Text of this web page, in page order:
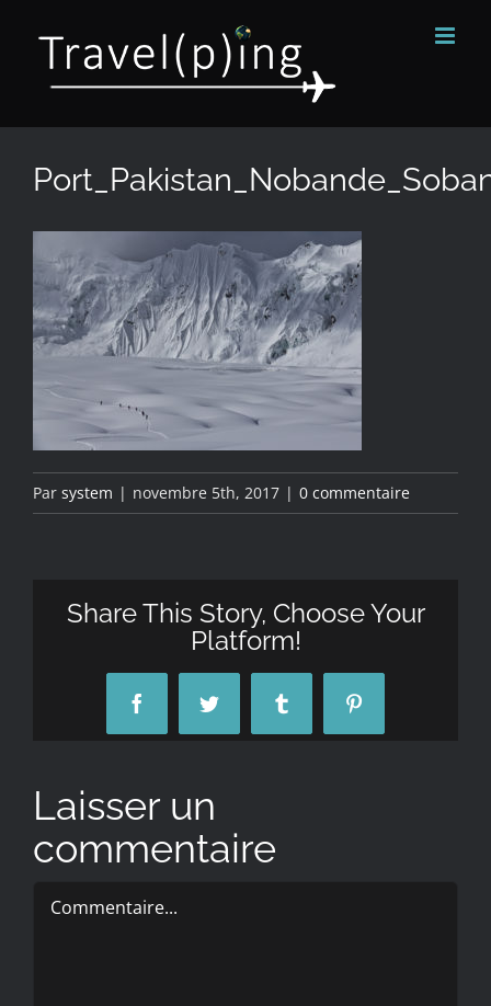
contenu
Par system | novembre 5th, 2017 | 0 commentaire
Share This Story, Choose Your
Platform!
FacebookTwitter Tumblr Pinterest
Laisser un
commentaire
Commentaire